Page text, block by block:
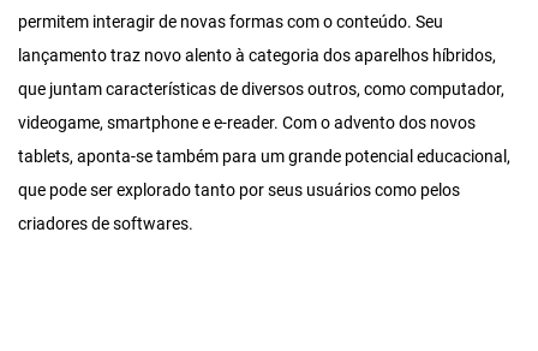
permitem interagir de novas formas com o conteúdo. Seu
lançamento traz novo alento à categoria dos aparelhos híbridos,
que juntam características de diversos outros, como computador,
videogame, smartphone e e-reader. Com o advento dos novos
tablets, aponta-se também para um grande potencial educacional,
que pode ser explorado tanto por seus usuários como pelos
criadores de softwares.